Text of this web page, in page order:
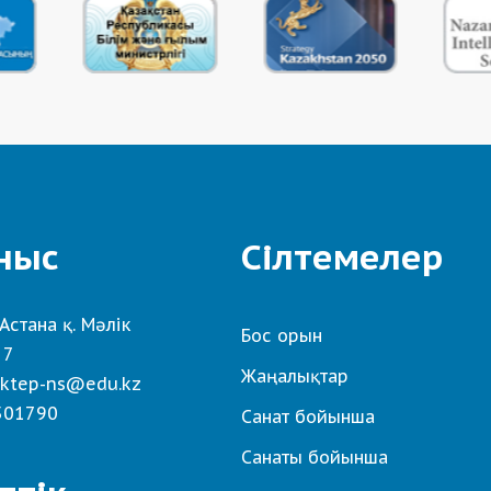
қ. Мәлік
ns@edu.kz
Сілтемелер
Бос орын
Жаңалықтар
Санат бойынша
Санаты бойынша